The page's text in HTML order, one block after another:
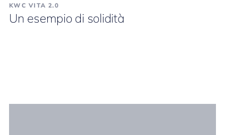
KWC VITA 2.0
Un esempio di solidità